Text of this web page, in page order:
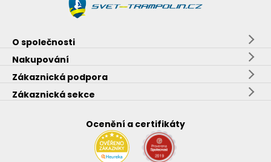
O společnosti
Nakupování
Zákaznická podpora
Zákaznická sekce
Ocenění a certifikáty